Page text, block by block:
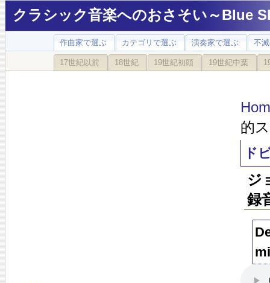
クラシック音楽へのおさそい～Blue
作曲家で選ぶ カテゴリで選ぶ 演奏家で選ぶ 不
17世紀以前 18世紀 19世紀初頭 19世紀中葉
的
ド
ジ
録